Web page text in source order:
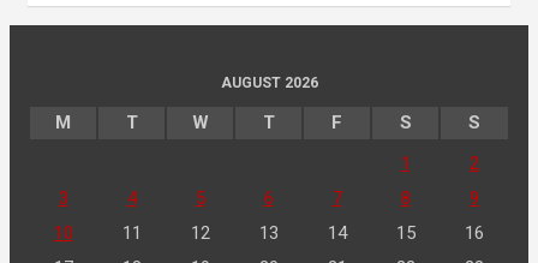
AUGUST 2026
M T W T F S
S
1
2
3
4 5 6 7 8
9
10
11 12 13 14 15
16